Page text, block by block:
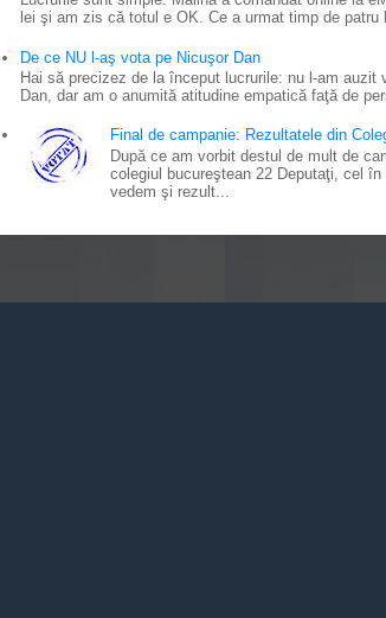
lei şi am zis că totul e OK. Ce a urmat timp de patru
De ce NU l-aş vota pe Nicuşor Dan
Hai să precizez de la început lucrurile: nu l-am auzit
Dan, dar am o anumită atitudine empatică faţă de
Final de campanie: Rezultatele din
După ce am vorbit destul de mult de
colegiul bucureştean 22 Deputaţi, cel
vedem şi rezult...